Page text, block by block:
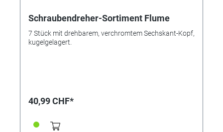
Schraubendreher-Sortiment Flume
7 Stück mit drehbarem, verchromtem Sechskant-Kopf,
kugelgelagert.
40,99 CHF*